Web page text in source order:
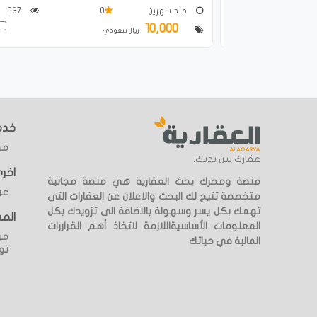
منذ شهرين 0
237
10,000 ريال سعودي
عقارك بين يديك.
منصة ومحرك بحث العقارية هي منصة مجانية
متخصصة تتيح لك البحث والاعلان عن العقارات التي
تهمك بكل يسر وسهولة بالاضافة الى تزويدك بكل
المعلومات الأساسيةاللازمة لاتخاذ أهم القراررات
المالية في حياتك